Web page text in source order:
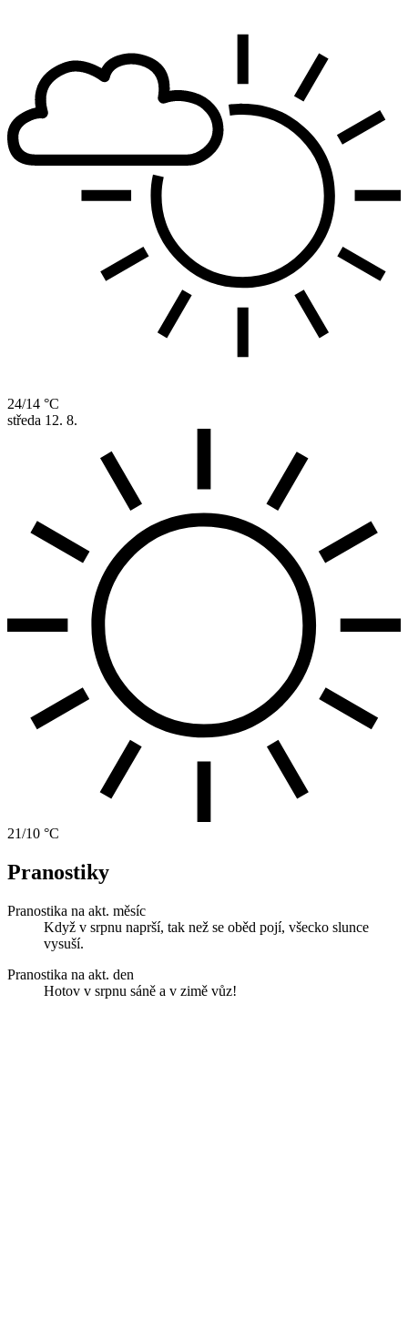
24/14 °C
středa 12. 8.
21/10 °C
Pranostiky
Pranostika na akt. měsíc
Když v srpnu naprší, tak než se oběd pojí, všecko slunce
vysuší.
Pranostika na akt. den
Hotov v srpnu sáně a v zimě vůz!